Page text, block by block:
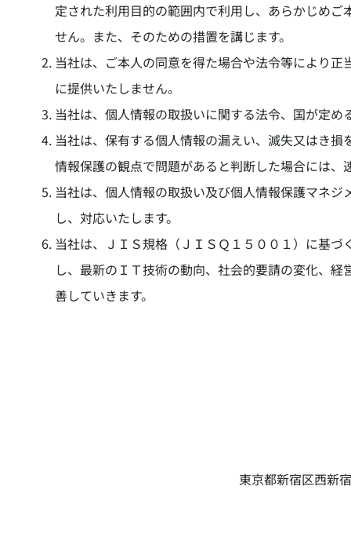
定された利用目的の範囲内で利用し、あらかじめ
せん。また、そのための措置を講じます。
当社は、ご本人の同意を得た場合や法令等により
に提供いたしません。
当社は、個人情報の取扱いに関する法令、国が定め
当社は、保有する個人情報の漏えい、滅失又はき
情報保護の観点で問題があると判断した場合には、
当社は、個人情報の取扱い及び個人情報保護マネ
し、対応いたします。
当社は、ＪＩＳ規格（ＪＩＳＱ１５００１）に基
し、最新のＩＴ技術の動向、社会的要請の変化、
善していきます。
東京都新宿区西新